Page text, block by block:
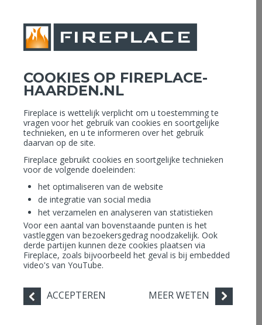
COOKIES OP FIREPLACE-
HAARDEN.NL
Fireplace is wettelijk verplicht om u toestemming te
vragen voor het gebruik van cookies en soortgelijke
technieken, en u te informeren over het gebruik
daarvan op de site.
Fireplace gebruikt cookies en soortgelijke technieken
voor de volgende doeleinden:
het optimaliseren van de website
de integratie van social media
het verzamelen en analyseren van statistieken
Voor een aantal van bovenstaande punten is het
vastleggen van bezoekersgedrag noodzakelijk. Ook
derde partijen kunnen deze cookies plaatsen via
Fireplace, zoals bijvoorbeeld het geval is bij embedded
video's van YouTube.
ACCEPTEREN MEER WETEN
tijdens de bouwvak vakantie zijn wij gesloten van 26-07 tot 16-08
Assortiment Collectie
Home ›Houtkachels ›
CONTURA 51/ 51L
Hoogte 825 mm Vermogen max.
5 kw